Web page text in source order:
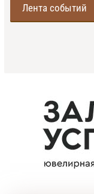
Лента событий